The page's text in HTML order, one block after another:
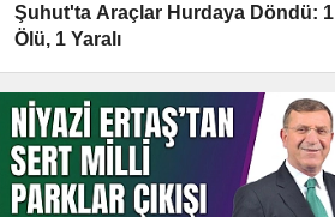
Şuhut'ta Araçlar Hurdaya Döndü: 1
Ölü, 1 Yaralı